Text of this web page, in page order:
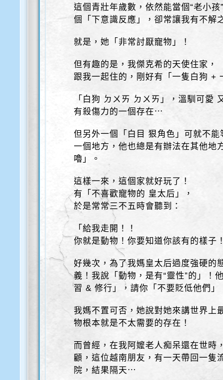
這個青壯年歲數，依然能當個“老小
個「下意識反應」，卻常讓我有不解
就是，她「非常討厭寵物」！
但有趣的是，我傑克希的天使住家，
跟我一起住的，剛好有「一隻白狗 +
「白狗 ㄉㄨㄞ ㄉㄨㄞ」，溫馴可愛
有殺傷力的一個存在⋯
但另外一個「白目 狠角色」可就不
一個地方，他也總是有辦法在其他地
嚕」。
這樣一來，這個家就好玩了！
有「不喜歡寵物的 皇太后」，
於是常常三不五時會聽到：
「給我走開！！
你就是動物！你要知道你該有的樣子
好幾次，為了我媽皇太后過度強硬的
義！我說「動物，是有“靈性”的」！
習 & 修行」，請你「不要貶低他們」
我媽不置可否，她說對她來講世界上
物根本就是不太需要的存在！
而曾經，在我阿嬤老人痴呆還在世時
顧，這位越南朋友，有一天帶回一隻
院，結果隔天⋯